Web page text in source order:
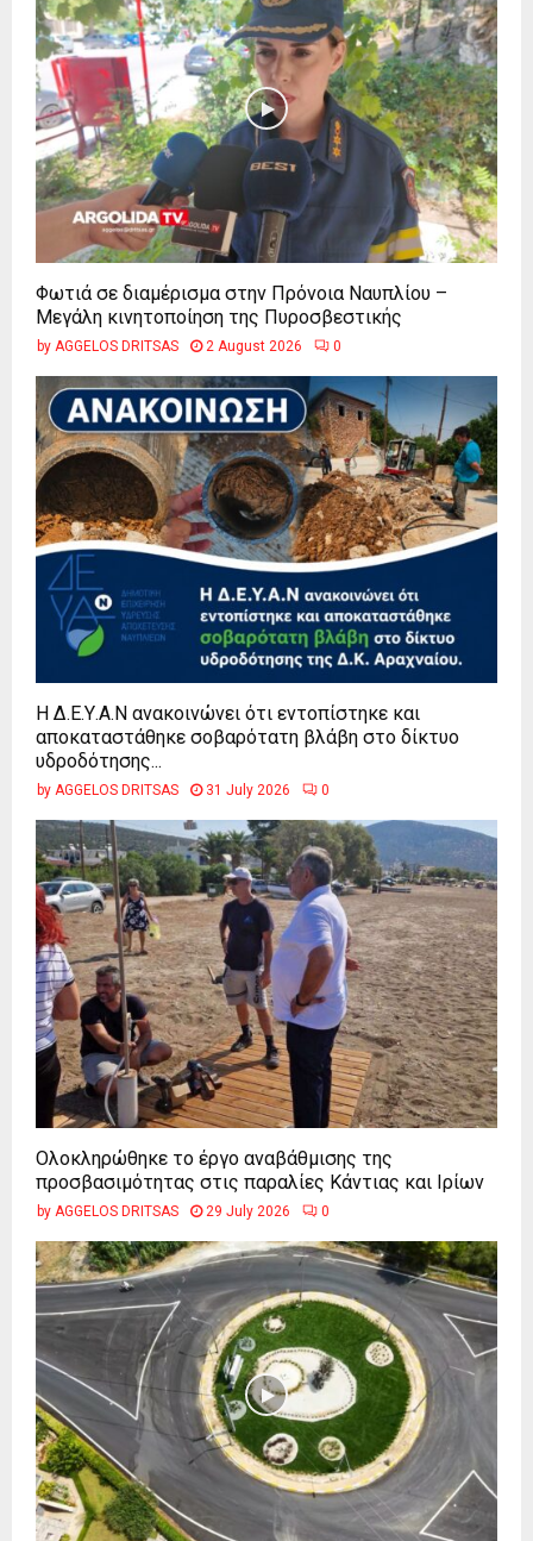
Φωτιά σε διαμέρισμα στην Πρόνοια Ναυπλίου –
Μεγάλη κινητοποίηση της Πυροσβεστικής
by AGGELOS DRITSAS 2 August 2026 0
Η Δ.Ε.Υ.Α.Ν ανακοινώνει ότι εντοπίστηκε και
αποκαταστάθηκε σοβαρότατη βλάβη στο δίκτυο
υδροδότησης...
by AGGELOS DRITSAS 31 July 2026 0
Ολοκληρώθηκε το έργο αναβάθμισης της
προσβασιμότητας στις παραλίες Κάντιας και Ιρίων
by AGGELOS DRITSAS 29 July 2026 0